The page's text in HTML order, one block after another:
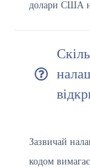
долари США
Зазвичай
кодом